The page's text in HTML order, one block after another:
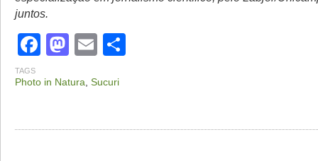
juntos.
Facebook
Mastodon
Email
TAGS
Photo in Natura, Sucuri